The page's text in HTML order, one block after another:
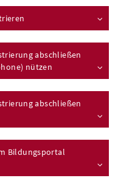
abschließen
nützen
abschließen
Bildungsportal